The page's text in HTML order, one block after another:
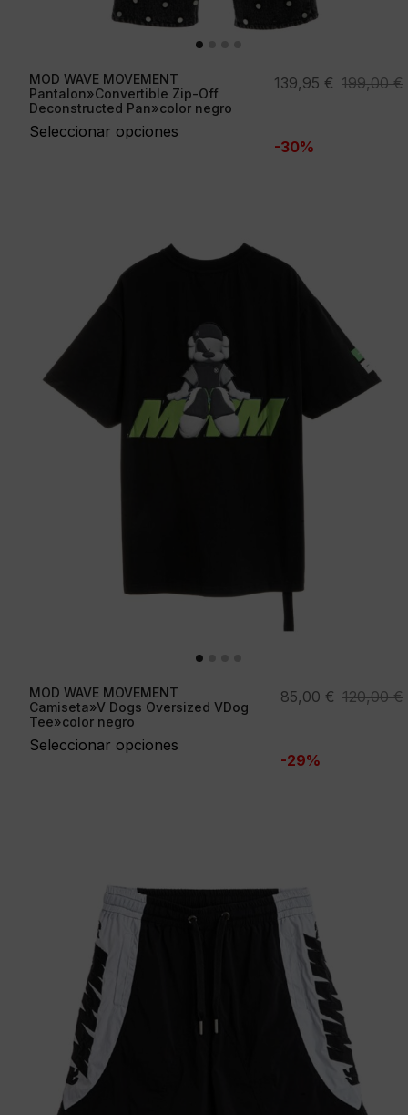
MOD WAVE MOVEMENT
Pantalon»Convertible Zip-Off
Deconstructed Pan»color negro
Seleccionar opciones
199,00€
El
era:
139,95 €
El
es:
-30%
MOD WAVE MOVEMENT
Camiseta»V Dogs Oversized VDog
Tee»color negro
Seleccionar opciones
120,00€
El
era:
85,00 €
El
es:
-29%